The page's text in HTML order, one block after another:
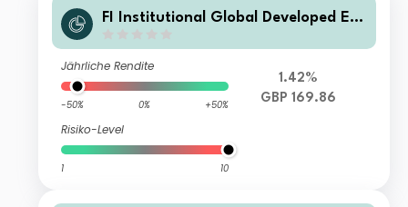
FI Institutional Global Developed Eq
ass
Jährliche Rendite
-50% 0% +50%
Risiko-Level
1 10
1.42%
GBP 169.86